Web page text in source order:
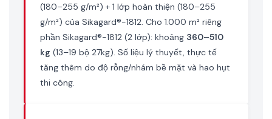
(180–255 g/m²) + 1 lớp hoàn thiện (180–255
g/m²) của Sikagard®-1812. Cho 1.000 m² riêng
phần Sikagard®-1812 (2 lớp): khoảng 360–510
kg (13–19 bộ 27kg). Số liệu lý thuyết, thực tế
tăng thêm do độ rỗng/nhám bề mặt và hao hụt
thi công.